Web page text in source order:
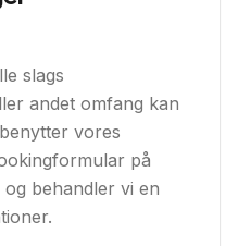
slags
andet omfang kan
vores
på
behandler vi en